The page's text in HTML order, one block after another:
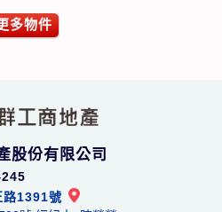
多物件
股份有限公司
路1391號